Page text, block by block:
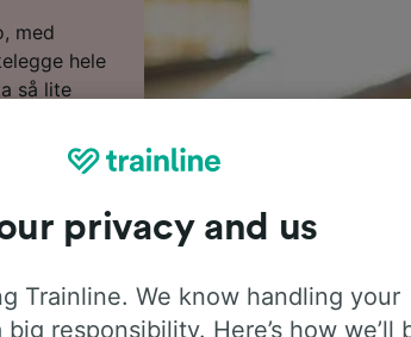
med
hele
så lite
snart
da
denne
for hele
fra
privacy and us
Trainline. We know handling your
responsibility. Here’s how we’ll